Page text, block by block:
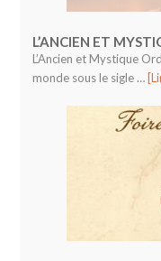
L’ANCIEN ET
L’Ancien et Mystique
monde sous le sigle …